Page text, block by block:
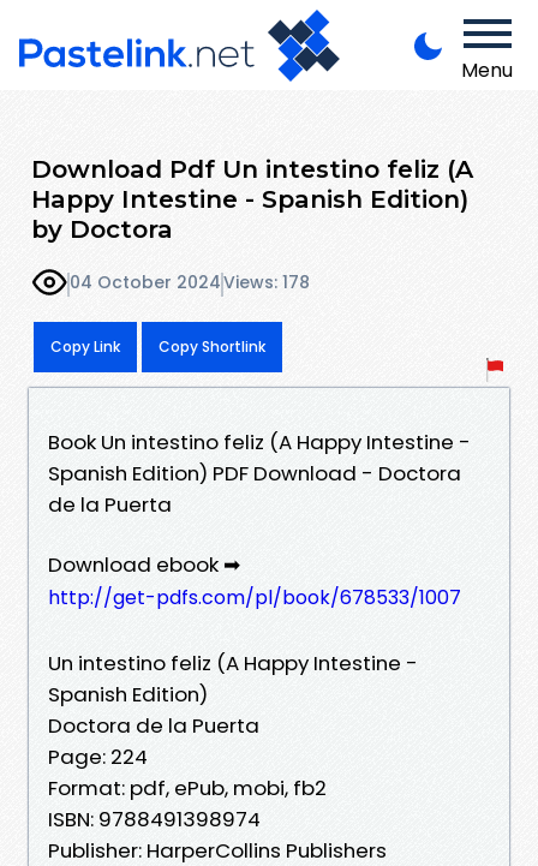
Menu
Download Pdf Un intestino feliz (A
Happy Intestine - Spanish Edition)
by Doctora
04 October 2024Views: 178
Copy Link Copy Shortlink
Book Un intestino feliz (A Happy Intestine -
Spanish Edition) PDF Download - Doctora
de la Puerta
Download ebook ➡
http://get-pdfs.com/pl/book/678533/1007
Un intestino feliz (A Happy Intestine -
Spanish Edition)
Doctora de la Puerta
Page: 224
Format: pdf, ePub, mobi, fb2
ISBN: 9788491398974
Publisher: HarperCollins Publishers